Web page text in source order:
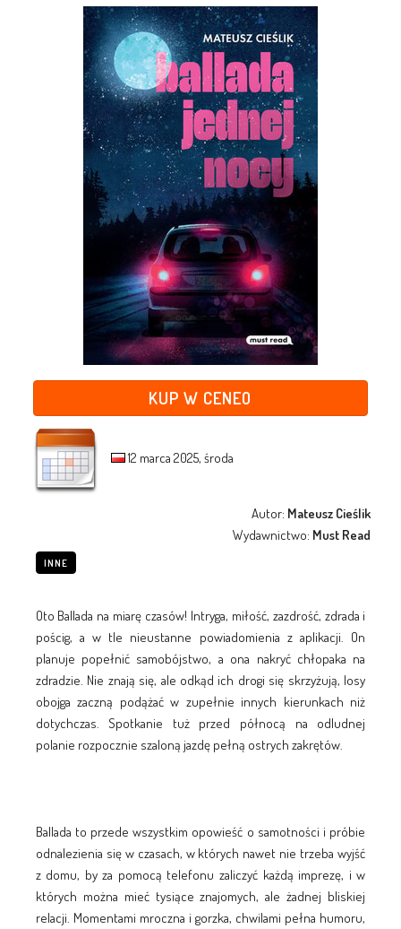
KUP W CENEO
12 marca 2025, środa
Autor: Mateusz Cieślik
Wydawnictwo: Must Read
INNE
Oto Ballada na miarę czasów! Intryga, miłość, zazdrość, zdrada i
pościg, a w tle nieustanne powiadomienia z aplikacji. On
planuje popełnić samobójstwo, a ona nakryć chłopaka na
zdradzie. Nie znają się, ale odkąd ich drogi się skrzyżują, losy
obojga zaczną podążać w zupełnie innych kierunkach niż
dotychczas. Spotkanie tuż przed północą na odludnej
polanie rozpocznie szaloną jazdę pełną ostrych zakrętów.
Ballada to przede wszystkim opowieść o samotności i próbie
odnalezienia się w czasach, w których nawet nie trzeba wyjść
z domu, by za pomocą telefonu zaliczyć każdą imprezę, i w
których można mieć tysiące znajomych, ale żadnej bliskiej
relacji. Momentami mroczna i gorzka, chwilami pełna humoru,